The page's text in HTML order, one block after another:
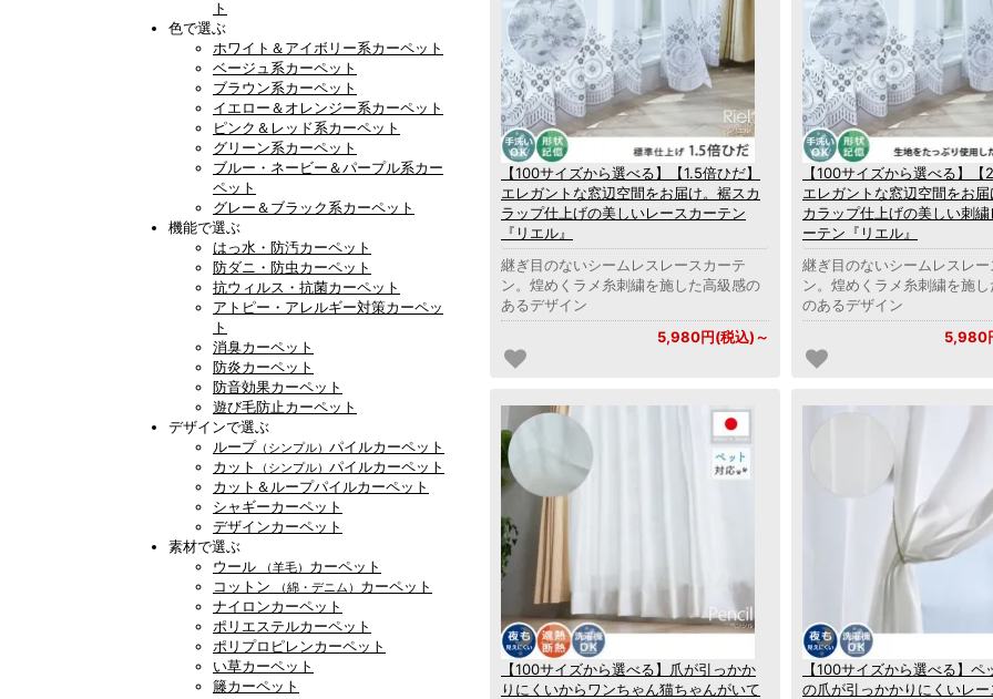
ト
色で選ぶ
ホワイト＆アイボリー系カーペット
ベージュ系カーペット
ブラウン系カーペット
イエロー＆オレンジー系カーペット
ピンク＆レッド系カーペット
グリーン系カーペット
ブルー・ネービー＆パープル系カー
ペット
グレー＆ブラック系カーペット
機能で選ぶ
はっ水・防汚カーペット
防ダニ・防虫カーペット
抗ウィルス・抗菌カーペット
アトピー・アレルギー対策カーペッ
ト
消臭カーペット
防炎カーペット
防音効果カーペット
遊び毛防止カーペット
デザインで選ぶ
ループ （シンプル） パイルカーペット
カット
（シンプル） パイルカーペット
カット＆ループパイルカーペット
シャギーカーペット
デザインカーペット
素材で選ぶ
ウール
（羊毛） カーペット
コットン
（綿・デニム） カーペット
ナイロンカーペット
ポリエステルカーペット
ポリプロピレンカーペット
い草カーペット
籐カーペット
【100サイズから選べる】【1.5倍ひだ】
エレガントな窓辺空間をお届け。裾スカ
ラップ仕上げの美しいレースカーテン
『リエル』
継ぎ目のないシームレスレースカーテ
ン。煌めくラメ糸刺繍を施した高級感の
あるデザイン
5,980円(税込)～
【100サイズから選べる】【2
エレガントな窓辺空間をお届
カラップ仕上げの美しい刺繍
ーテン『リエル』
継ぎ目のないシームレスレー
ン。煌めくラメ糸刺繍を施
のあるデザイン
5,980
【100サイズから選べる】爪が引っかか
りにくいからワンちゃん猫ちゃんがいて
【100サイズから選べる】ペ
の爪が引っかかりにくいレー